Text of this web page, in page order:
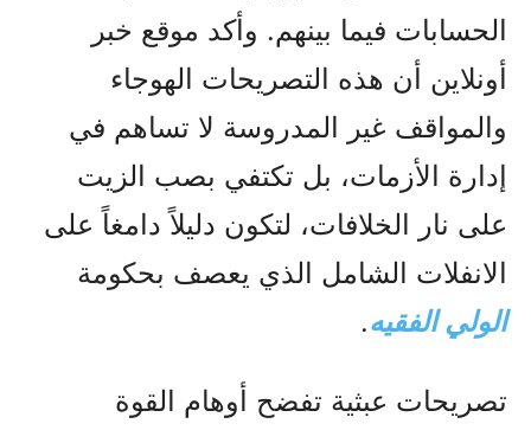
الحسابات فيما بينهم. وأكد موقع خبر
أونلاين أن هذه التصريحات الهوجاء
والمواقف غير المدروسة لا تساهم في
إدارة الأزمات، بل تكتفي بصب الزيت
على نار الخلافات، لتكون دليلاً دامغاً على
الانفلات الشامل الذي يعصف بحكومة
الولي الفقيه.
تصريحات عبثية تفضح أوهام القوة